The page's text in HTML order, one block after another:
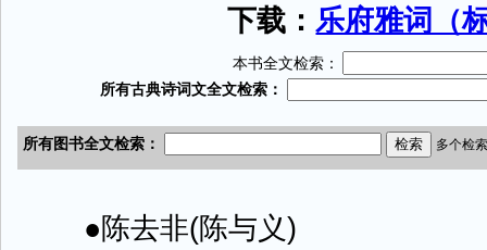
下载： 乐府雅词（
本书全文检索：
●陈去非(陈与义)